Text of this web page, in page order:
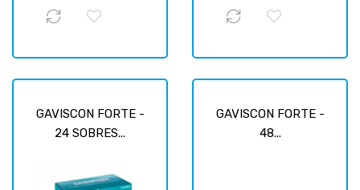
GAVISCON FORTE -
24 SOBRES...
GAVISCON FORTE -
48...